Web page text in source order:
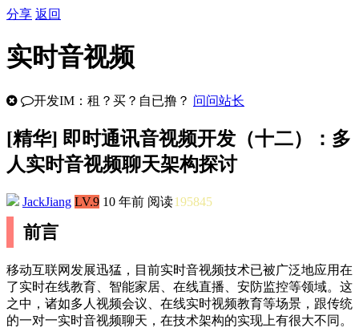
分享 返回
实时音视频
开发IM：租？买？自已撸？ 问问站长
[精华] 即时通讯音视频开发（十二）：多
人实时音视频聊天架构探讨
JackJiang LV.9 10 年前 阅读195845
前言
移动互联网发展迅猛，目前实时音视频技术已被广泛地应用在
了实时在线教育、智能家居、在线直播、安防监控等领域。这
之中，诸如多人视频会议、在线实时视频教育等场景，跟传统
的一对一实时音视频聊天，在技术架构的实现上有很大不同。